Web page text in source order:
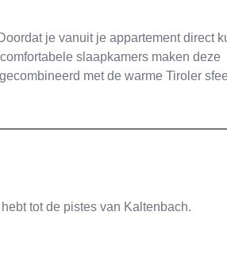
je vanuit je appartement direct
slaapkamers maken deze
met de warme Tiroler
tot de pistes van Kaltenbach.